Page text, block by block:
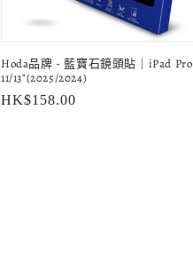
Hoda品牌 - 藍寶石鏡頭貼｜iPad Pro
11/13"(2025/2024)
定
HK$158.00